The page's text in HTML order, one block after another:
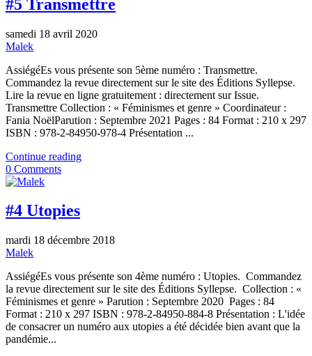
#5 Transmettre
samedi 18 avril 2020
Malek
AssiégéEs vous présente son 5ème numéro : Transmettre.
Commandez la revue directement sur le site des Éditions Syllepse.
Lire la revue en ligne gratuitement : directement sur Issue.
Transmettre Collection : « Féminismes et genre » Coordinateur :
Fania NoëlParution : Septembre 2021 Pages : 84 Format : 210 x 297
ISBN : 978-2-84950-978-4 Présentation ...
Continue reading
0 Comments
#4 Utopies
mardi 18 décembre 2018
Malek
AssiégéEs vous présente son 4ème numéro : Utopies. Commandez
la revue directement sur le site des Éditions Syllepse. Collection : «
Féminismes et genre » Parution : Septembre 2020 Pages : 84
Format : 210 x 297 ISBN : 978-2-84950-884-8 Présentation : L'idée
de consacrer un numéro aux utopies a été décidée bien avant que la
pandémie...